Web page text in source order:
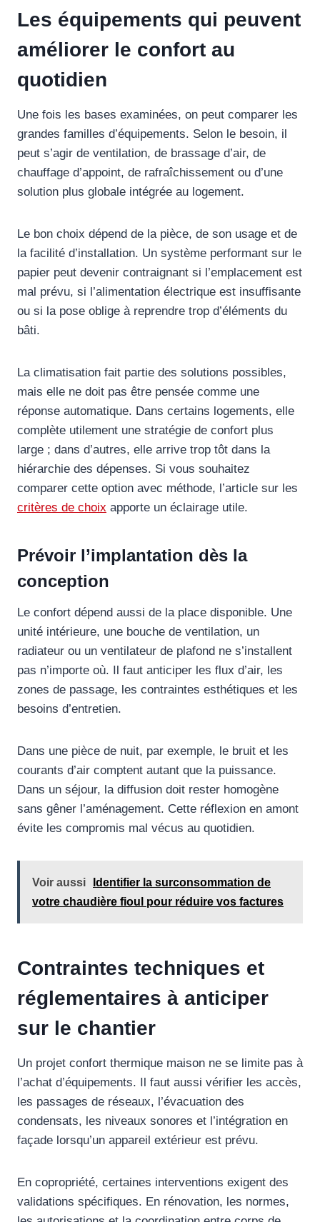
Les équipements qui peuvent
améliorer le confort au
quotidien
Une fois les bases examinées, on peut comparer les
grandes familles d’équipements. Selon le besoin, il
peut s’agir de ventilation, de brassage d’air, de
chauffage d’appoint, de rafraîchissement ou d’une
solution plus globale intégrée au logement.
Le bon choix dépend de la pièce, de son usage et de
la facilité d’installation. Un système performant sur le
papier peut devenir contraignant si l’emplacement est
mal prévu, si l’alimentation électrique est insuffisante
ou si la pose oblige à reprendre trop d’éléments du
bâti.
La climatisation fait partie des solutions possibles,
mais elle ne doit pas être pensée comme une
réponse automatique. Dans certains logements, elle
complète utilement une stratégie de confort plus
large ; dans d’autres, elle arrive trop tôt dans la
hiérarchie des dépenses. Si vous souhaitez
comparer cette option avec méthode, l’article sur les
critères de choix apporte un éclairage utile.
Prévoir l’implantation dès la
conception
Le confort dépend aussi de la place disponible. Une
unité intérieure, une bouche de ventilation, un
radiateur ou un ventilateur de plafond ne s’installent
pas n’importe où. Il faut anticiper les flux d’air, les
zones de passage, les contraintes esthétiques et les
besoins d’entretien.
Dans une pièce de nuit, par exemple, le bruit et les
courants d’air comptent autant que la puissance.
Dans un séjour, la diffusion doit rester homogène
sans gêner l’aménagement. Cette réflexion en amont
évite les compromis mal vécus au quotidien.
Voir aussi
Identifier la surconsommation de
votre chaudière fioul pour réduire vos factures
Contraintes techniques et
réglementaires à anticiper
sur le chantier
Un projet confort thermique maison ne se limite pas à
l’achat d’équipements. Il faut aussi vérifier les accès,
les passages de réseaux, l’évacuation des
condensats, les niveaux sonores et l’intégration en
façade lorsqu’un appareil extérieur est prévu.
En copropriété, certaines interventions exigent des
validations spécifiques. En rénovation, les normes,